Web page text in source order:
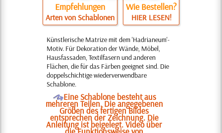
Empfehlungen
Arten von Schablonen
Wie Bestellen?
HIER LESEN!
Künstlerische Matrize mit dem 'Hadrianeum'-
Motiv. Für Dekoration der Wände, Möbel,
Hausfassaden, Textilfasern und anderen
Flächen, die für das Färben geeignet sind. Die
doppelschichtige wiederverwendbare
Schablone.
OEine Schablone besteht aus
mehreren Teilen. Die angegebenen
Größen des fertigen Bildes
entsprechen der Zeichnung. Die
Anleitung ist beigelegt. Video über